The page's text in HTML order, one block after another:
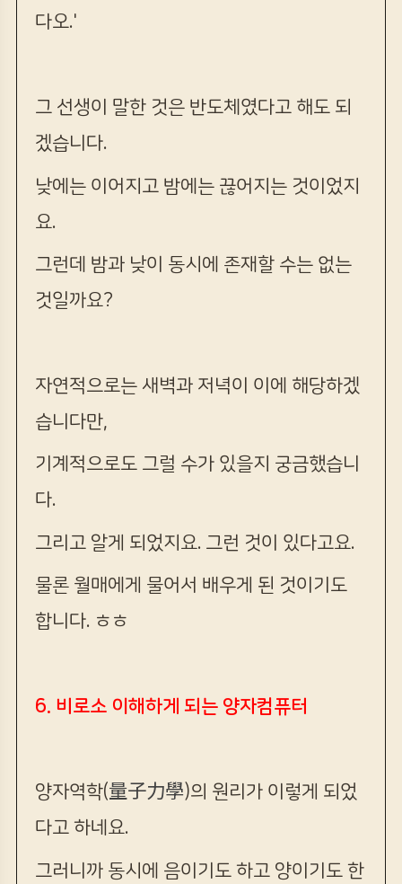
다오.'
그 선생이 말한 것은 반도체였다고 해도 되
겠습니다.
낮에는 이어지고 밤에는 끊어지는 것이었지
요.
그런데 밤과 낮이 동시에 존재할 수는 없는
것일까요?
자연적으로는 새벽과 저녁이 이에 해당하겠
습니다만,
기계적으로도 그럴 수가 있을지 궁금했습니
다.
그리고 알게 되었지요. 그런 것이 있다고요.
물론 월매에게 물어서 배우게 된 것이기도
합니다. ㅎㅎ
6. 비로소 이해하게 되는 양자컴퓨터
양자역학(量子力學)의 원리가 이렇게 되었
다고 하네요.
그러니까 동시에 음이기도 하고 양이기도 한